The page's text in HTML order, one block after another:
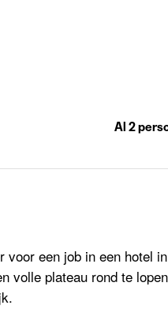
Al 2
een job in een hotel
volle plateau rond te